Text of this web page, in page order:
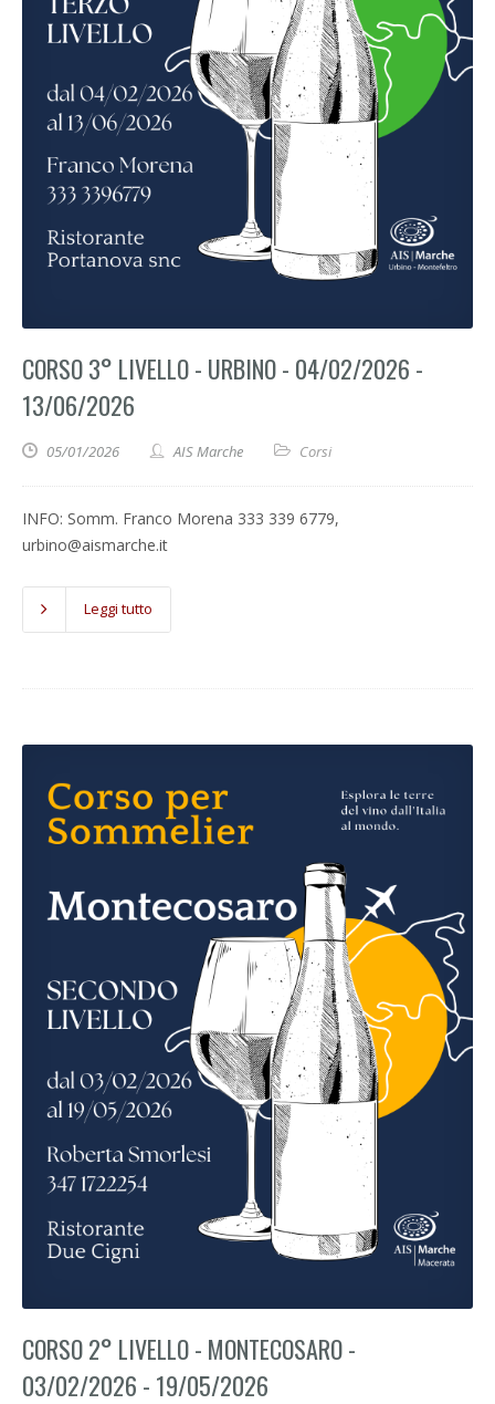
CORSO 3° LIVELLO - URBINO - 04/02/2026 -
13/06/2026
05/01/2026 AIS Marche Corsi
INFO: Somm. Franco Morena 333 339 6779,
urbino@aismarche.it
Leggi tutto
CORSO 2° LIVELLO - MONTECOSARO -
03/02/2026 - 19/05/2026